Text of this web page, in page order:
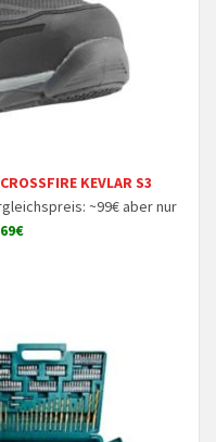
KEVLAR S3
~99€ aber nur